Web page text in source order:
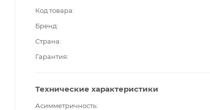
Код товара
Бренд
Страна
Гарантия
Технические характеристики
Асимметричность